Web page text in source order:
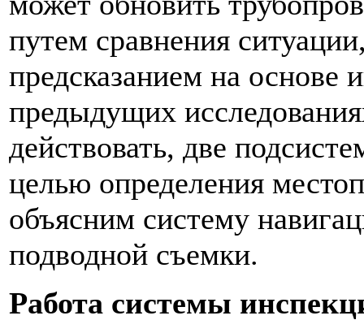
путем сравнения
предсказанием на основе
предыдущих
действовать, две
целью определения
объясним систему
подводной съемки.
Работа системы